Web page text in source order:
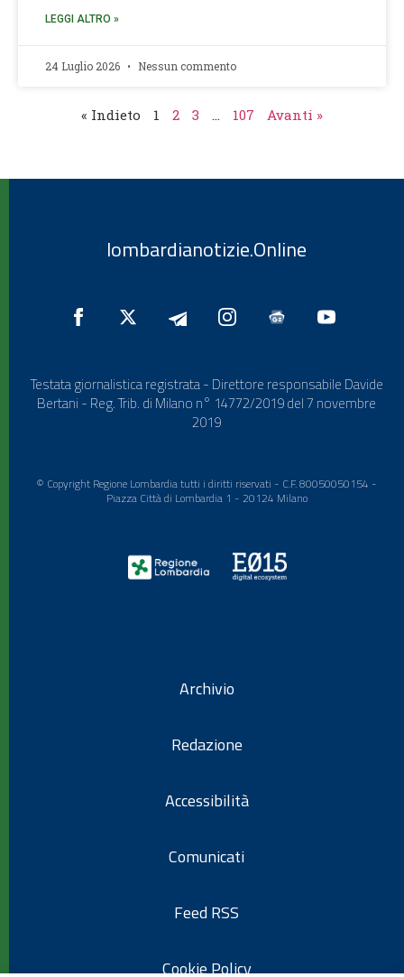
LEGGI ALTRO »
24 Luglio 2026 Nessun commento
« Indieto 1 2 3 … 107 Avanti »
lombardianotizie.Online
Testata giornalistica registrata - Direttore responsabile Davide
Bertani - Reg. Trib. di Milano n° 14772/2019 del 7 novembre
2019
© Copyright Regione Lombardia tutti i diritti riservati - C.F. 80050050154 -
Piazza Città di Lombardia 1 - 20124 Milano
Archivio
Redazione
Accessibilità
Comunicati
Feed RSS
Cookie Policy